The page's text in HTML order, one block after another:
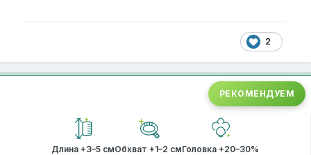
2
РЕКОМЕНДУЕМ
Длина +3–5 смОбхват +1–2 смГоловка +20–30%